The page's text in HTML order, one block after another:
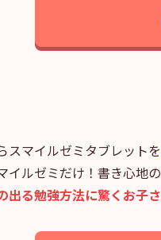
スマイルゼミタブレットを
イルゼミだけ！書き心地
出る勉強方法に驚くお子さ